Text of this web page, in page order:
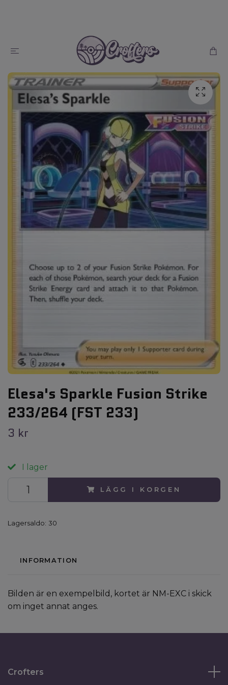
Elesa's Sparkle Fusion Strike
233/264 (FST 233)
3 kr
I lager
LÄGG I KORGEN
Lagersaldo: 30
INFORMATION
Bilden är en exempelbild, kortet är NM-EXC i skick
om inget annat anges.
Crofters